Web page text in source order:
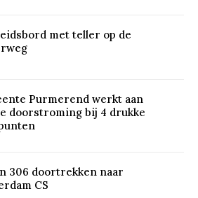
met teller op de
Purmerend werkt aan
doorstroming bij 4 drukke
306 doortrekken naar
CS